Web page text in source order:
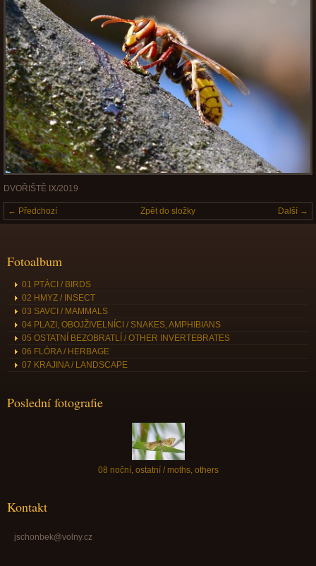
DVOŘIŠTĚ IX/2019
← Předchozí Další →
Zpět do složky
Fotoalbum
01 PTÁCI / BIRDS
02 HMYZ / INSECT
03 SAVCI / MAMMALS
04 PLAZI, OBOJŽIVELNÍCI / SNAKES, AMPHIBIANS
05 OSTATNÍ BEZOBRATLÍ / OTHER INVERTEBRATES
06 FLÓRA / HERBAGE
07 KRAJINA / LANDSCAPE
Poslední fotografie
08 noční, ostatní / moths, others
Kontakt
jschonbek@volny.cz